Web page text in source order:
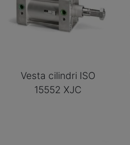
Vesta cilindri ISO
15552 XJC